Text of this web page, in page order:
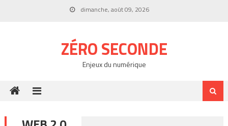
dimanche, août 09, 2026
ZÉRO SECONDE
Enjeux du numérique